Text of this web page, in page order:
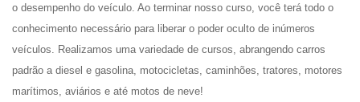
o desempenho do veículo. Ao terminar nosso curso, você terá todo o
conhecimento necessário para liberar o poder oculto de inúmeros
veículos. Realizamos uma variedade de cursos, abrangendo carros
padrão a diesel e gasolina, motocicletas, caminhões, tratores, motores
marítimos, aviários e até motos de neve!